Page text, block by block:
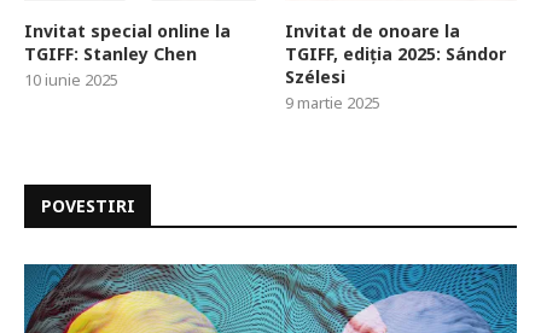
Invitat special online la
TGIFF: Stanley Chen
10 iunie 2025
Invitat de onoare la
TGIFF, ediția 2025: Sándor
Szélesi
9 martie 2025
POVESTIRI